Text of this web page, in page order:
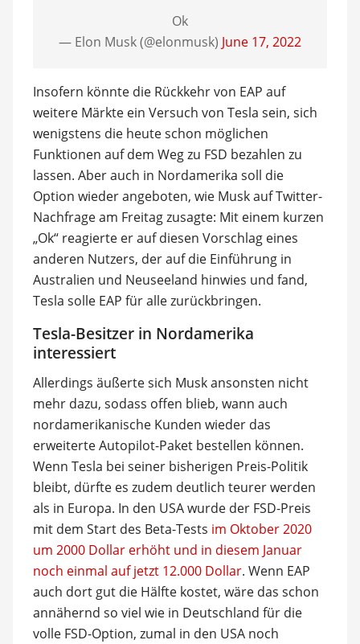
Ok
— Elon Musk (@elonmusk) June 17, 2022
Insofern könnte die Rückkehr von EAP auf
weitere Märkte ein Versuch von Tesla sein, sich
wenigstens die heute schon möglichen
Funktionen auf dem Weg zu FSD bezahlen zu
lassen. Aber auch in Nordamerika soll die
Option wieder angeboten, wie Musk auf Twitter-
Nachfrage am Freitag zusagte: Mit einem kurzen
„Ok“ reagierte er auf diesen Vorschlag eines
anderen Nutzers, der auf die Einführung in
Australien und Neuseeland hinwies und fand,
Tesla solle EAP für alle zurückbringen.
Tesla-Besitzer in Nordamerika
interessiert
Allerdings äußerte sich Musk ansonsten nicht
mehr dazu, sodass offen blieb, wann auch
nordamerikanische Kunden wieder das
erweiterte Autopilot-Paket bestellen können.
Wenn Tesla bei seiner bisherigen Preis-Politik
bleibt, dürfte es zudem deutlich teurer werden
als in Europa. In den USA wurde der FSD-Preis
mit dem Start des Beta-Tests im Oktober 2020
um 2000 Dollar erhöht und in diesem Januar
noch einmal auf jetzt 12.000 Dollar. Wenn EAP
auch dort gut die Hälfte kostet, wäre das schon
annähernd so viel wie in Deutschland für die
volle FSD-Option, zumal in den USA noch